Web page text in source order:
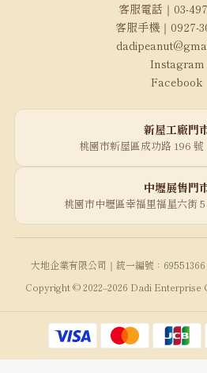
客服電話｜03-
客服手機｜0927-
Instagram
Facebook
新屋工廠門
桃園市新屋區成功路 196 號
中壢展售門
桃園市中壢區幸福里福星六街 5
大地企業有限公司｜統一編號：
Copyright © 2022–2026 Dadi